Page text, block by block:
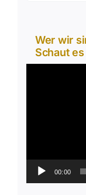
Wer wir
Schaut
00:00